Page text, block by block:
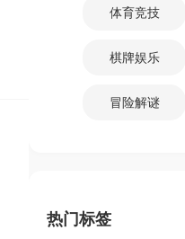
体育竞技
棋牌娱乐
冒险解谜
热门标签